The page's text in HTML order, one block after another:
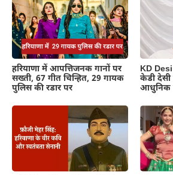
हरियाणा में आपत्तिजनक गानों पर
सख्ती, 67 गीत चिन्हित, 29 गायक
पुलिस की रडार पर
KD
केडी देसी
आधुनिक